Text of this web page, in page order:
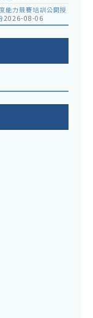
能力競賽培訓公開授
2026-08-06